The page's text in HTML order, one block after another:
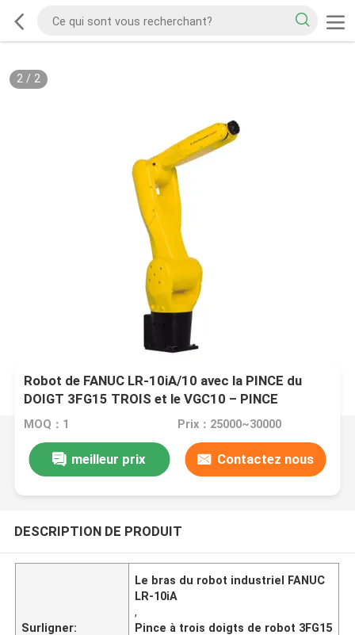
2/ 2
Robot de FANUC LR-10iA/10 avec la PINCE du
DOIGT 3FG15 TROIS et le VGC10 – PINCE
ÉLECTRIQUE de VIDE
MOQ：1 Prix：25000~30000
meilleur prix Contactez nous
DESCRIPTION DE PRODUIT
Surligner:
Le bras du robot industriel FANUC
LR-10iA
,
Pince à trois doigts de robot 3FG15